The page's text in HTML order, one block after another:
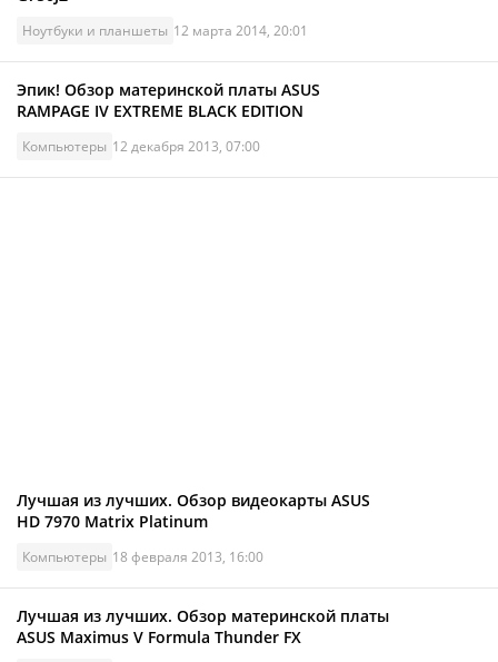
Ноутбуки и планшеты 12 марта 2014, 20:01
Эпик! Обзор материнской платы ASUS
RAMPAGE IV EXTREME BLACK EDITION
Компьютеры 12 декабря 2013, 07:00
Лучшая из лучших. Обзор видеокарты ASUS
HD 7970 Matrix Platinum
Компьютеры 18 февраля 2013, 16:00
Лучшая из лучших. Обзор материнской платы
ASUS Maximus V Formula Thunder FX